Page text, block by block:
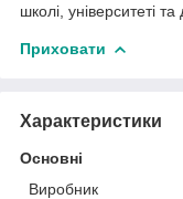
школі, університеті
Приховати
Характеристики
Основні
Виробник